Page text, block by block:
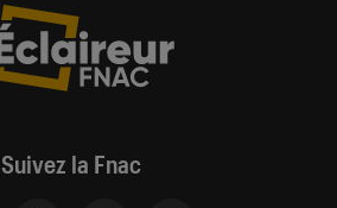
Suivez la Fnac